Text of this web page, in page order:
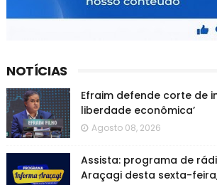
NOTÍCIAS
Efraim defende corte de
liberdade econômica’
Agosto 08, 2026
Assista: programa de
Araçagi desta sexta-